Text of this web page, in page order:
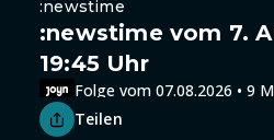
:newstime
:newstime vom 7.
19:45 Uhr
Folge vom 07.08.2026 • 9
Teilen